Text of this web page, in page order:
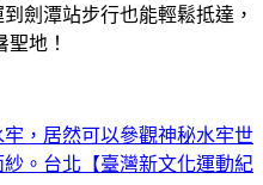
劍潭站步行也能輕鬆抵達，
地！
，居然可以參觀神秘水牢世
。台北【臺灣新文化運動紀